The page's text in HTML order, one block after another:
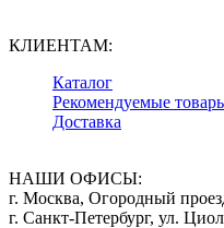
КЛИЕНТАМ:
Каталог
Рекомендуемые
Доставка
НАШИ ОФИСЫ:
г. Москва, Огородный
г. Санкт-Петербург, ул.